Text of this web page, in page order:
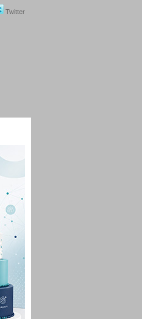
Twitter